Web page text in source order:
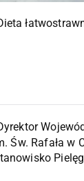
Św. Rafała w